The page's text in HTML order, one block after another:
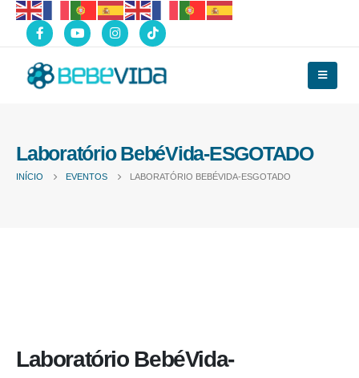
Laboratório BebéVida-ESGOTADO
INÍCIO EVENTOS LABORATÓRIO BEBÉVIDA-ESGOTADO
Laboratório BebéVida-